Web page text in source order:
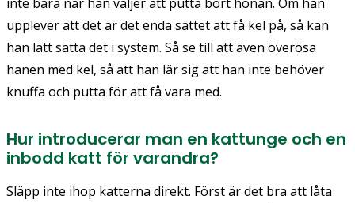
upplever att det är det enda sättet att få kel på, så kan
han lätt sätta det i system. Så se till att även överösa
hanen med kel, så att han lär sig att han inte behöver
knuffa och putta för att få vara med.
Hur introducerar man en kattunge och en
inbodd katt för varandra?
Släpp inte ihop katterna direkt. Först är det bra att låta